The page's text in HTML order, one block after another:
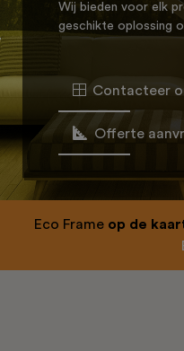
Wij bieden voor elk
geschikte oplossing
Contacteer
Offerte
Eco Frame op de